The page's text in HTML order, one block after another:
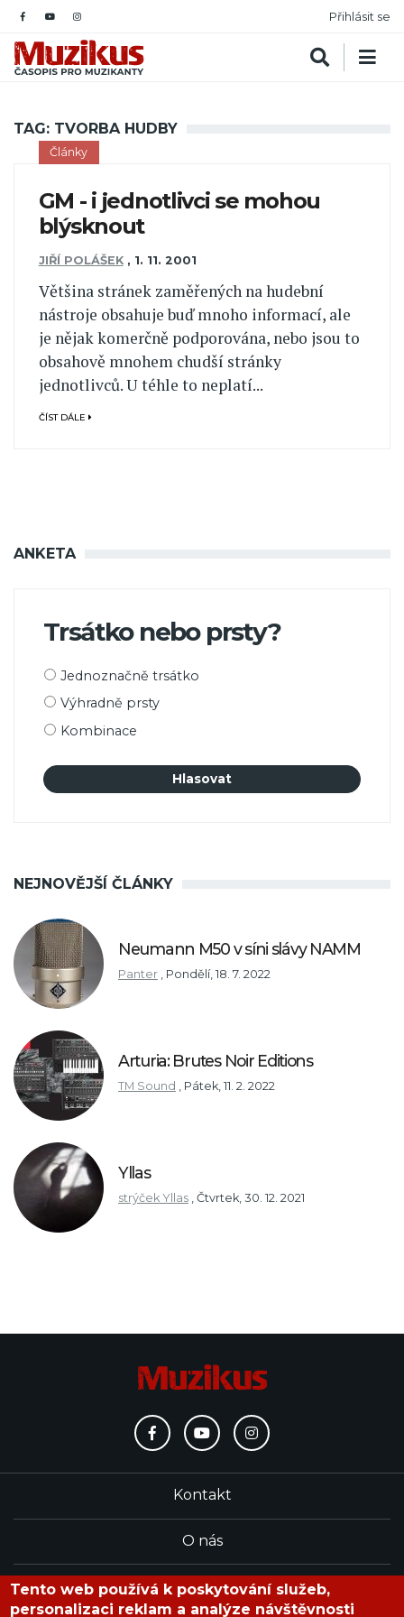
Přihlásit se
TAG: TVORBA HUDBY
Články
GM - i jednotlivci se mohou
blýsknout
JIŘÍ POLÁŠEK , 1. 11. 2001
Většina stránek zaměřených na hudební
nástroje obsahuje buď mnoho informací, ale
je nějak komerčně podporována, nebo jsou to
obsahově mnohem chudší stránky
jednotlivců. U téhle to neplatí...
ČÍST DÁLE
ANKETA
Trsátko nebo prsty?
Možnosti
Jednoznačně trsátko
Výhradně prsty
Kombinace
NEJNOVĚJŠÍ ČLÁNKY
Neumann M50 v síni slávy NAMM
Panter Pondělí, 18. 7. 2022
Arturia: Brutes Noir Editions
TM Sound Pátek, 11. 2. 2022
Yllas
strýček Yllas Čtvrtek, 30. 12. 2021
Kontakt
O nás
Redakce
Tento web používá k poskytování služeb,
personalizaci reklam a analýze návštěvnosti